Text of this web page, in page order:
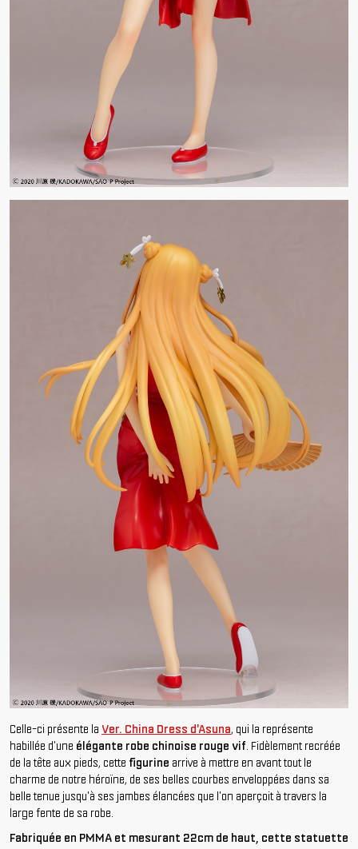
Celle-ci présente la Ver. China Dress d'Asuna, qui la représente
habillée d'une élégante robe chinoise rouge vif. Fidèlement recréée
de la tête aux pieds, cette figurine arrive à mettre en avant tout le
charme de notre héroïne, de ses belles courbes enveloppées dans sa
belle tenue jusqu'à ses jambes élancées que l'on aperçoit à travers la
large fente de sa robe.
Fabriquée en PMMA et mesurant 22cm de haut, cette statuette